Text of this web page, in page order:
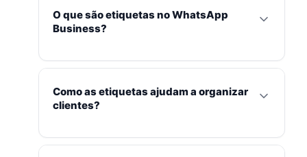
O que são etiquetas no WhatsApp
Business?
Etiquetas no WhatsApp Business são
permitem classificar e segmentar contatos ou
Como as etiquetas ajudam a organizar
clientes?
As etiquetas permitem categorizar clientes por